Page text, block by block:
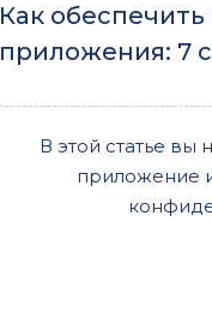
Как
приложения: 7
В этой статье вы
приложение